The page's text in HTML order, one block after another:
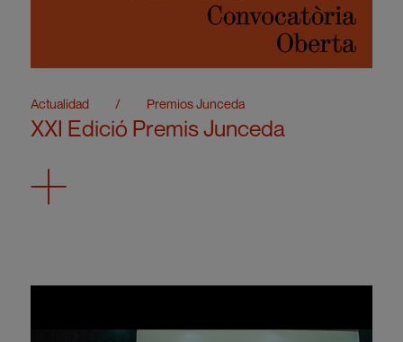
Actualidad / Premios Junceda
XXI Edició Premis Junceda